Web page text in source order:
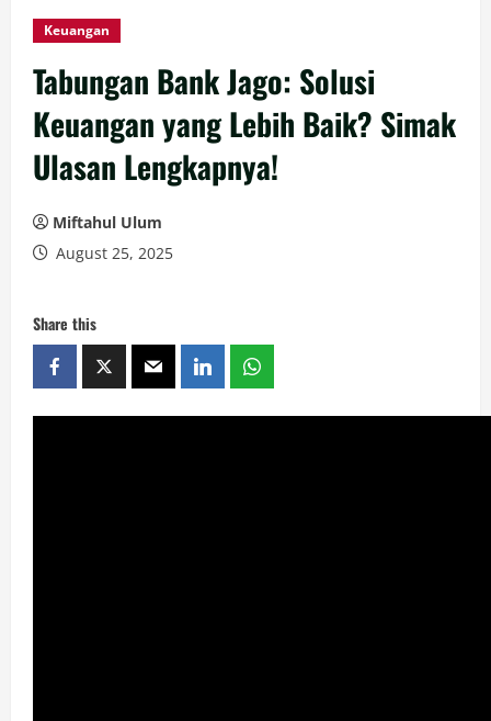
Keuangan
Tabungan Bank Jago: Solusi
Keuangan yang Lebih Baik? Simak
Ulasan Lengkapnya!
Miftahul Ulum
August 25, 2025
Share this